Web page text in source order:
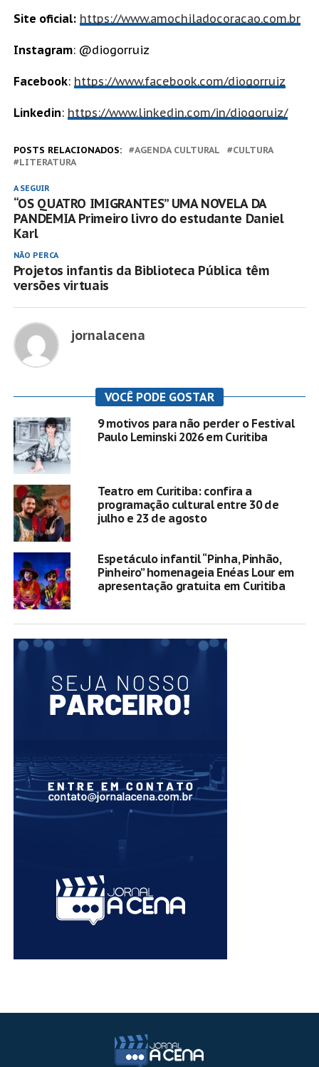
Site oficial: https://www.amochiladocoracao.com.br
Instagram: @diogorruiz
Facebook: https://www.facebook.com/diogorruiz
Linkedin: https://www.linkedin.com/in/diogoruiz/
POSTS RELACIONADOS: AGENDA CULTURAL
CULTURA
LITERATURA
A SEGUIR
“OS QUATRO IMIGRANTES” UMA NOVELA DA
PANDEMIA Primeiro livro do estudante Daniel
Karl
NÃO PERCA
Projetos infantis da Biblioteca Pública têm
versões virtuais
jornalacena
VOCÊ PODE GOSTAR
9 motivos para não perder o Festival
Paulo Leminski 2026 em Curitiba
Teatro em Curitiba: confira a
programação cultural entre 30 de
julho e 23 de agosto
Espetáculo infantil “Pinha, Pinhão,
Pinheiro” homenageia Enéas Lour em
apresentação gratuita em Curitiba